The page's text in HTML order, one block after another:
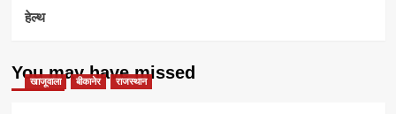
हेल्थ
You may have missed
खाजूवाला बीकानेर राजस्थान